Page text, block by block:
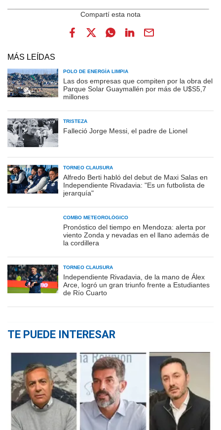
MÁS LEÍDAS
POLO DE ENERGÍA LIMPIA
Las dos empresas que compiten por la obra del
Parque Solar Guaymallén por más de U$S5,7
millones
TRISTEZA
Falleció Jorge Messi, el padre de Lionel
TORNEO CLAUSURA
Alfredo Berti habló del debut de Maxi Salas en
Independiente Rivadavia: "Es un futbolista de
jerarquía"
COMBO METEOROLÓGICO
Pronóstico del tiempo en Mendoza: alerta por
viento Zonda y nevadas en el llano además de
la cordillera
TORNEO CLAUSURA
Independiente Rivadavia, de la mano de Álex
Arce, logró un gran triunfo frente a Estudiantes
de Río Cuarto
TE PUEDE INTERESAR